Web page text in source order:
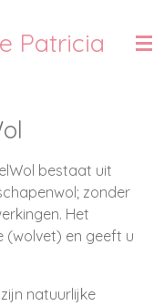
Patricia
bestaat uit
zonder
Het
(wolvet) en geeft u
natuurlijke